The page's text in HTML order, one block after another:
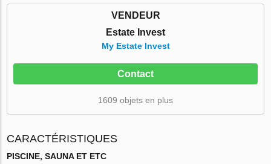
VENDEUR
Estate Invest
My Estate Invest
Contact
1609 objets en plus
CARACTÉRISTIQUES
PISCINE, SAUNA ET ETC